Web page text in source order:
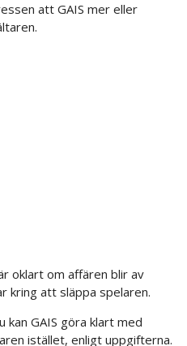
att GAIS mer eller
oklart om affären blir av
kring att släppa spelaren.
kan GAIS göra klart med
istället, enligt uppgifterna.